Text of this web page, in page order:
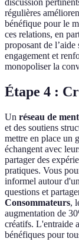
discussion
régulières
bénéfique pour le
ces relations, en
proposant de
engagement et
monopoliser la
Étape 4 :
Un réseau de
et des soutiens
mettre en place un
échangent avec
partager des
pratiques. Vous
informel autour
questions et
Consommateurs,
augmentation de
créatifs. L'entraide
bénéfiques pour